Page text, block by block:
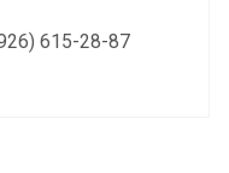
615-28-87